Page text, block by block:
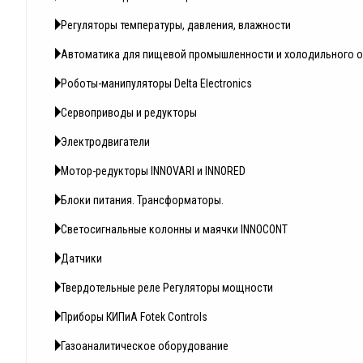
Регуляторы температуры, давления, влажности
Автоматика для пищевой промышленности и холодильного
Роботы-манипуляторы Delta Electronics
Сервоприводы и редукторы
Электродвигатели
Мотор-редукторы INNOVARI и INNORED
Блоки питания. Трансформаторы.
Светосигнальные колонны и маячки INNOCONT
Датчики
Твердотельные реле Регуляторы мощности
Приборы КИПиА Fotek Controls
Газоаналитическое оборудование